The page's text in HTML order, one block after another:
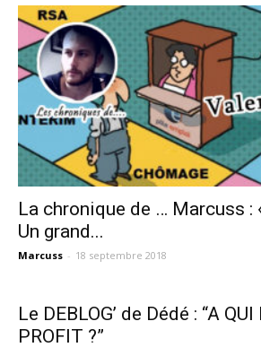
La chronique de … Marcuss :
Un grand...
Marcuss - 18 septembre 2018
Le DEBLOG’ de Dédé : “A
PROFIT ?”